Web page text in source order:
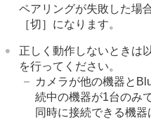
ペアリングが失敗した場
［切］ になります。
正しく動作しないときは
を行ってください。
カメラが他の機器と
続中の機器が1台のみ
同時に接続できる機器